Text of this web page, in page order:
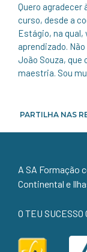
Quero agradecer
curso, desde a
Estágio, na qual,
aprendizado.
João Souza,
maestria. Sou
PARTILHA NAS
A SA Formação
Continental e
O TEU SUCESSO